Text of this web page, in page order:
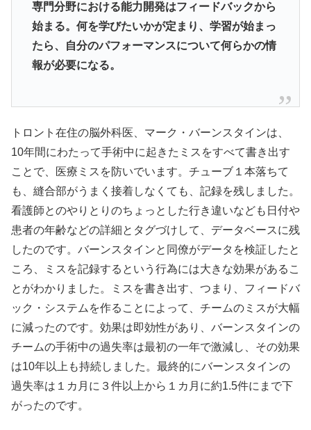
専門分野における能力開発はフィードバックから
始まる。何を学びたいかが定まり、学習が始まっ
たら、自分のパフォーマンスについて何らかの情
報が必要になる。
トロント在住の脳外科医、マーク・バーンスタインは、
10年間にわたって手術中に起きたミスをすべて書き出す
ことで、医療ミスを防いでいます。チューブ１本落ちて
も、縫合部がうまく接着しなくても、記録を残しました。
看護師とのやりとりのちょっとした行き違いなども日付や
患者の年齢などの詳細とタグづけして、データベースに残
したのです。バーンスタインと同僚がデータを検証したと
ころ、ミスを記録するという行為には大きな効果があるこ
とがわかりました。ミスを書き出す、つまり、フィードバ
ック・システムを作ることによって、チームのミスが大幅
に減ったのです。効果は即効性があり、バーンスタインの
チームの手術中の過失率は最初の一年で激減し、その効果
は10年以上も持続しました。最終的にバーンスタインの
過失率は１カ月に３件以上から１カ月に約1.5件にまで下
がったのです。